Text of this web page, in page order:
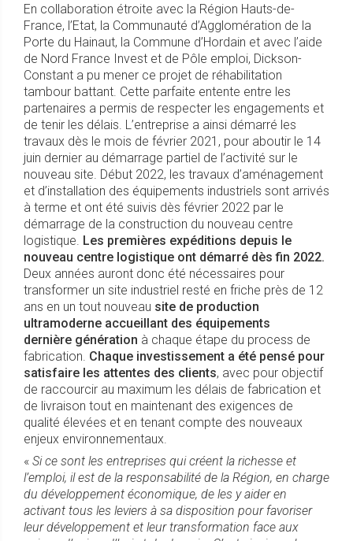
En collaboration étroite avec la Région Hauts-de-
France, l’Etat, la Communauté d’Agglomération de la
Porte du Hainaut, la Commune d’Hordain et avec l’aide
de Nord France Invest et de Pôle emploi, Dickson-
Constant a pu mener ce projet de réhabilitation
tambour battant. Cette parfaite entente entre les
partenaires a permis de respecter les engagements et
de tenir les délais. L’entreprise a ainsi démarré les
travaux dès le mois de février 2021, pour aboutir le 14
juin dernier au démarrage partiel de l’activité sur le
nouveau site. Début 2022, les travaux d’aménagement
et d’installation des équipements industriels sont arrivés
à terme et ont été suivis dès février 2022 par le
démarrage de la construction du nouveau centre
logistique. Les premières expéditions depuis le
nouveau centre logistique ont démarré dès fin 2022.
Deux années auront donc été nécessaires pour
transformer un site industriel resté en friche près de 12
ans en un tout nouveau site de production
ultramoderne accueillant des équipements
dernière génération à chaque étape du process de
fabrication. Chaque investissement a été pensé pour
satisfaire les attentes des clients, avec pour objectif
de raccourcir au maximum les délais de fabrication et
de livraison tout en maintenant des exigences de
qualité élevées et en tenant compte des nouveaux
enjeux environnementaux.
« Si ce sont les entreprises qui créent la richesse et
l’emploi, il est de la responsabilité de la Région, en charge
du développement économique, de les y aider en
activant tous les leviers à sa disposition pour favoriser
leur développement et leur transformation face aux